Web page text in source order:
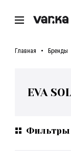
Главная Бренды
EVA
Фильтры